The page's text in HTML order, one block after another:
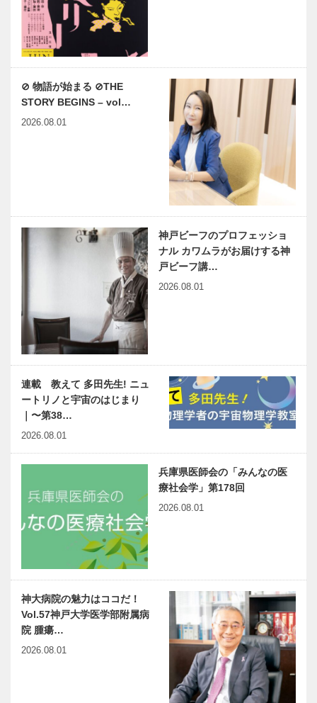
⊘ 物語が始まる ⊘THE
STORY BEGINS – vol…
2026.08.01
神戸ビーフのプロフェッショ
ナル カワムラがお届けする神
戸ビーフ講…
2026.08.01
連載 教えて 多田先生! ニュ
ートリノと宇宙のはじまり
｜〜第38…
2026.08.01
兵庫県医師会の「みんなの医
療社会学」第178回
2026.08.01
神大病院の魅力はココだ！
Vol.57神戸大学医学部附属病
院 腫瘍…
2026.08.01